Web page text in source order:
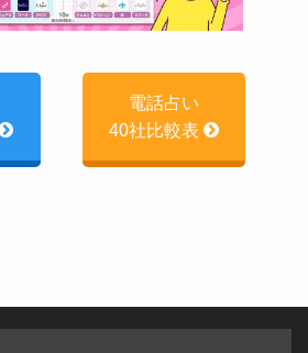
電話占い
40社比較表